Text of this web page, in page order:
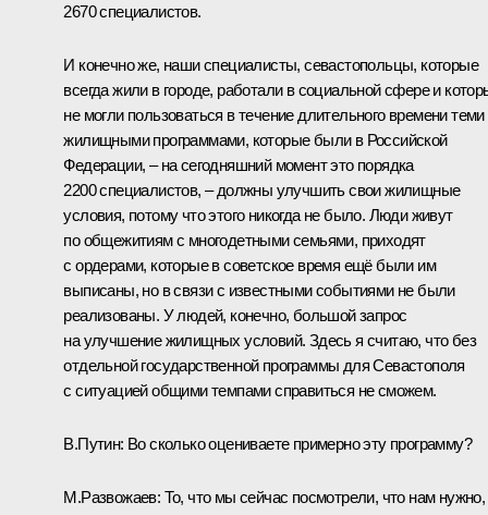
2670 специалистов.
И конечно же, наши специалисты, севастопольцы, которые
всегда жили в городе, работали в социальной сфере и
не могли пользоваться в течение длительного времени теми
жилищными программами, которые были в Российской
Федерации, – на сегодняшний момент это порядка
2200 специалистов, – должны улучшить свои жилищные
условия, потому что этого никогда не было. Люди живут
по общежитиям с многодетными семьями, приходят
с ордерами, которые в советское время ещё были им
выписаны, но в связи с известными событиями не были
реализованы. У людей, конечно, большой запрос
на улучшение жилищных условий. Здесь я считаю, что без
отдельной государственной программы для Севастополя
с ситуацией общими темпами справиться не сможем.
В.Путин: Во сколько оцениваете примерно эту программу?
М.Развожаев: То, что мы сейчас посмотрели, что нам нужно,